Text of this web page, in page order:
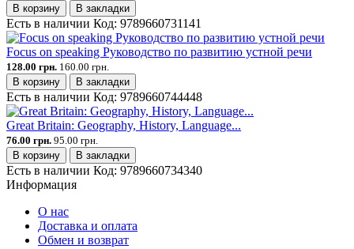
В корзину
В закладки
Есть в наличии Код: 9789660731141
Focus on speaking Руководство по развитию устной речи
128.00 грн. 160.00 грн.
В корзину
В закладки
Есть в наличии Код: 9789660744448
Great Britain: Geography, History, Language...
76.00 грн. 95.00 грн.
В корзину
В закладки
Есть в наличии Код: 9789660734340
Информация
О нас
Доставка и оплата
Обмен и возврат